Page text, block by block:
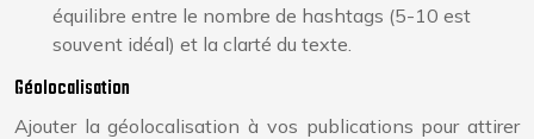
équilibre entre le nombre de hashtags (5-10 est
souvent idéal) et la clarté du texte.
Géolocalisation
Ajouter la géolocalisation à vos publications pour attirer